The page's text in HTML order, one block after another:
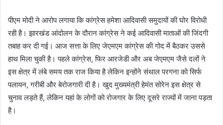
पीएम मोदी ने आरोप लगाया कि कांग्रेस हमेशा आदिवासी समुदायों की घोर विरोधी
रही है। झारखंड आंदोलन के दौरान कांग्रेस ने कई आदिवासी माताओं की जिंदगी
तबाह कर दी गई। आज सत्ता के लिए जेएमएम कांग्रेस की गोद में बैठकर उससे
हाथ मिला चुकी है। पहले कांग्रेस, फिर आरजेडी और अब जेएमएम जैसे दलों ने
इस क्षेत्र में लंबे समय तक राज किया है लेकिन इन्होंने संथाल परगना को सिर्फ
पलायन, गरीबी और बेरोजगारी दी है। खुद मुख्यमंत्री हेमंत सोरेन इस क्षेत्र से
चुनाव लड़ते हैं, लेकिन यहां के लोगों को रोजगार के लिए दूसरे राज्यों में जाना पड़ता
है।